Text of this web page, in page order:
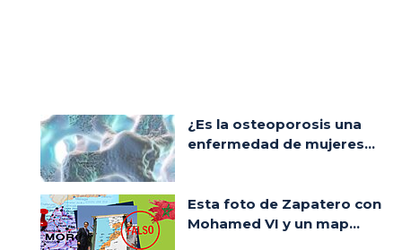
¿Es la osteoporosis una
enfermedad de mujeres...
Esta foto de Zapatero con
Mohamed VI y un map...